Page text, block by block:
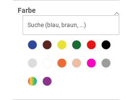
JJXX 3
ONLY 41
SUBLEVEL 2
SUPERDRY 2
Farbe